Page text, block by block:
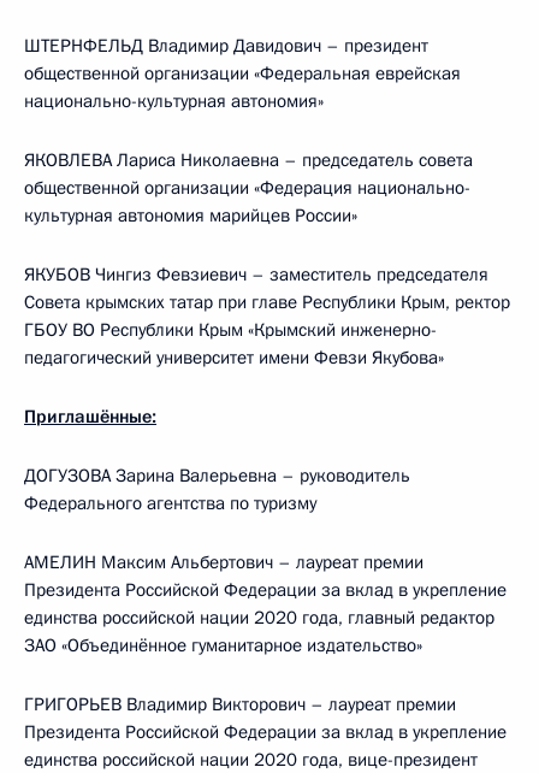
ШТЕРНФЕЛЬД Владимир Давидович – президент
общественной организации «Федеральная еврейская
национально-культурная автономия»
ЯКОВЛЕВА Лариса Николаевна – председатель совета
общественной организации «Федерация национально-
культурная автономия марийцев России»
ЯКУБОВ Чингиз Февзиевич – заместитель председателя
Совета крымских татар при главе Республики Крым, ректор
ГБОУ ВО Республики Крым «Крымский инженерно-
педагогический университет имени Февзи Якубова»
Приглашённые:
ДОГУЗОВА Зарина Валерьевна – руководитель
Федерального агентства по туризму
АМЕЛИН Максим Альбертович – лауреат премии
Президента Российской Федерации за вклад в укрепление
единства российской нации 2020 года, главный редактор
ЗАО «Объединённое гуманитарное издательство»
ГРИГОРЬЕВ Владимир Викторович – лауреат премии
Президента Российской Федерации за вклад в укрепление
единства российской нации 2020 года, вице-президент